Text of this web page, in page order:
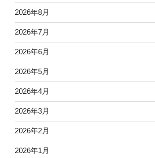
2026年8月
2026年7月
2026年6月
2026年5月
2026年4月
2026年3月
2026年2月
2026年1月